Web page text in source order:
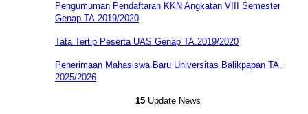
Pengumuman Pendaftaran KKN Angkatan VIII Semester
Genap TA.2019/2020
Tata Tertip Peserta UAS Genap TA.2019/2020
Penerimaan Mahasiswa Baru Universitas Balikpapan TA.
2025/2026
15 Update News